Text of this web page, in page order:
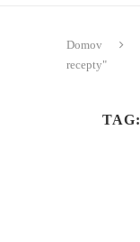
Domov
recepty"
TAG